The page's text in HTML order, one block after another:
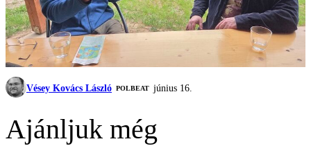
Vésey Kovács László ‎POLBEAT június 16.
Ajánljuk még